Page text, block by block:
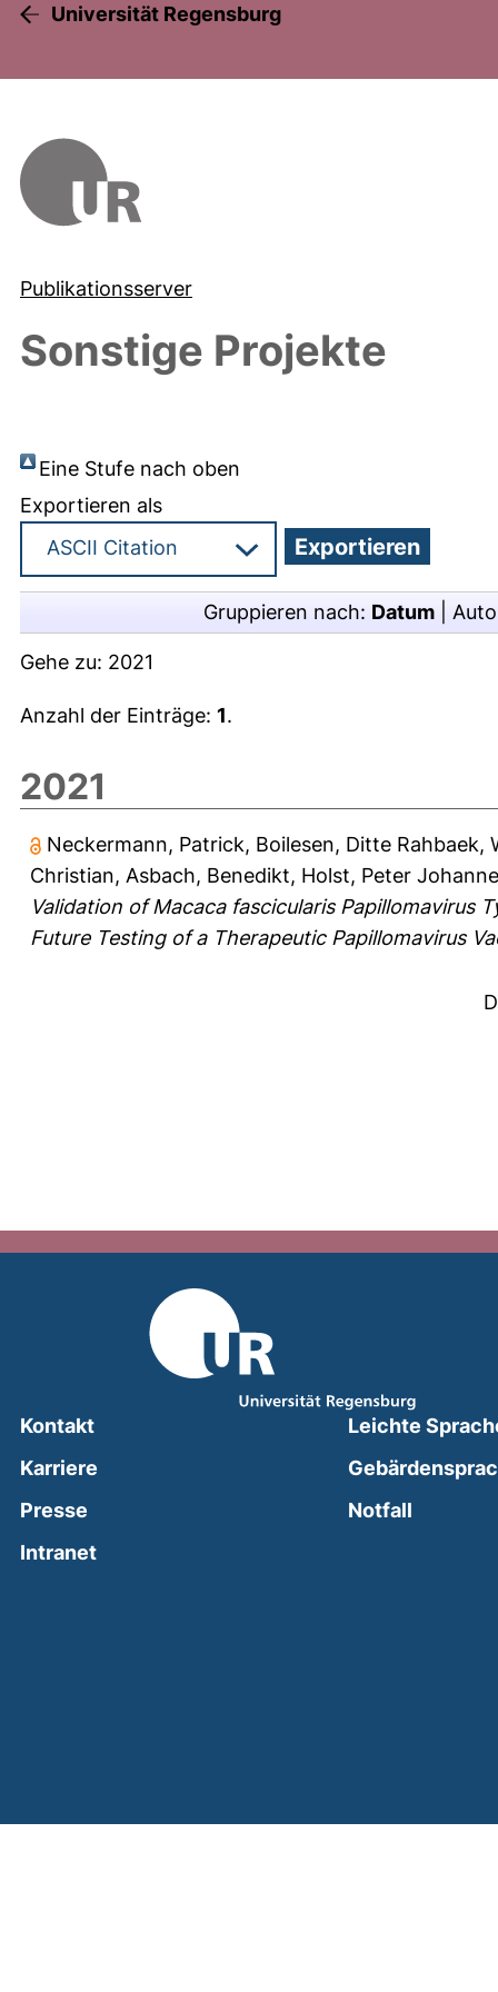
Universität Regensburg
Publikationsserver
Sonstige Projekte
Eine Stufe nach oben
Exportieren als
Gruppieren nach: Datum
Gehe zu: 2021
Anzahl der Einträge: 1.
2021
Neckermann, Patrick, Boilesen, Ditte Rahbaek,
Christian, Asbach, Benedikt, Holst, Peter
Validation of Macaca fascicularis Papillomavirus
Future Testing of a Therapeutic Papillomavirus
Kontakt
Karriere
Presse
Intranet(external link, opens in a new window)
Leichte
Notfall